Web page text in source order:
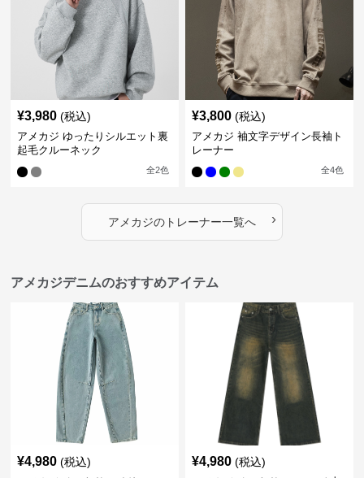
¥3,980 (税込)
アメカジ ゆったりシルエット裏
起毛クルーネック
全2色
¥3,800 (税込)
アメカジ 袖文字デザイン長袖ト
レーナー
全4色
アメカジのトレーナー一覧へ ›
アメカジデニムのおすすめアイテム
¥4,980 (税込) ¥4,980 (税込)